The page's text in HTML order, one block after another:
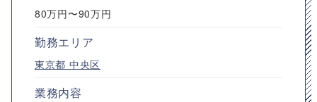
80万円〜90万円
勤務エリア
東京都 中央区
業務内容